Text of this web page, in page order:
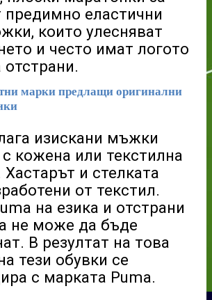
еластични
които улесняват
и често имат логото
марки предлащи оригинални
изискани мъжки
с кожена или текстилна
Хастарът и стелката
от текстил.
на езика и отстрани
не може да бъде
В резултат на това
тези обувки се
с марката Puma.